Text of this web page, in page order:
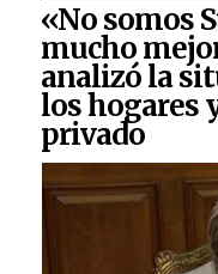
«No somos
mucho
analizó la
los hogares
privado